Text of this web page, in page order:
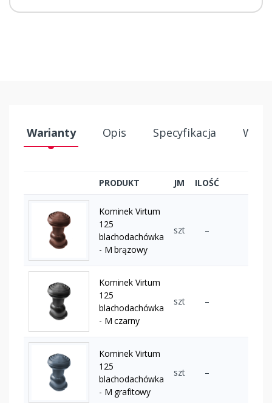
Warianty Opis Specyfikacja
PRODUKT JM ILOŚĆ
Kominek Virtum
125
blachodachówka
- M brązowy
szt –
Kominek Virtum
125
blachodachówka
- M czarny
szt –
Kominek Virtum
125
blachodachówka
- M grafitowy
szt –